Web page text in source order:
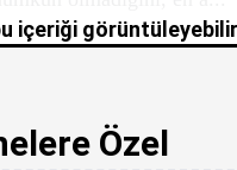
içeriği
Özel